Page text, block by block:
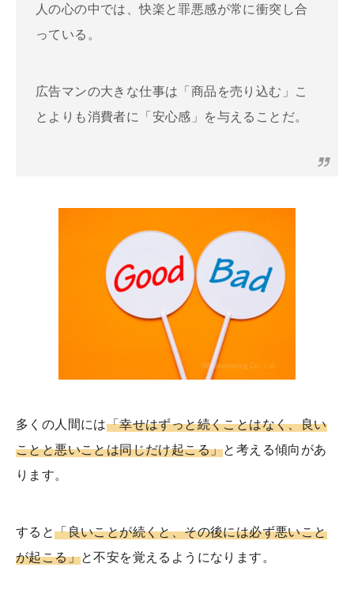
人の心の中では、快楽と罪悪感が常に衝突し合
っている。
広告マンの大きな仕事は「商品を売り込む」こ
とよりも消費者に「安心感」を与えることだ。
多くの人間には「幸せはずっと続くことはなく、良い
ことと悪いことは同じだけ起こる」と考える傾向があ
ります。
すると「良いことが続くと、その後には必ず悪いこと
が起こる」と不安を覚えるようになります。